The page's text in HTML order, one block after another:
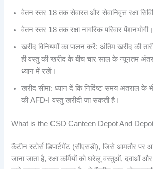
वेतन स्तर 18 तक सेवारत और सेवानिवृत्त रक्षा
वेतन स्तर 18 तक रक्षा नागरिक परिवार पेंशनभोगी।
खरीद विनियमों का पालन करें: अंतिम खरीद की
ही वस्तु की खरीद के बीच चार साल के न्यूनतम
ध्यान में रखें।
खरीद सीमा: ध्यान दें कि निर्दिष्ट समय अंतराल
की AFD-I वस्तु खरीदी जा सकती है।
What is the CSD Canteen Depot And
कैंटीन स्टोर्स डिपार्टमेंट (सीएसडी), जिसे आमतौर पर
जाना जाता है, रक्षा कर्मियों को घरेलू वस्तुओं, दवाओं